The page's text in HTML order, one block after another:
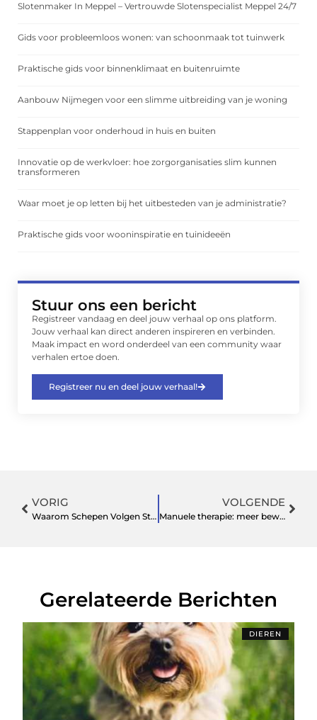
Slotenmaker In Meppel – Vertrouwde Slotenspecialist Meppel 24/7
Gids voor probleemloos wonen: van schoonmaak tot tuinwerk
Praktische gids voor binnenklimaat en buitenruimte
Aanbouw Nijmegen voor een slimme uitbreiding van je woning
Stappenplan voor onderhoud in huis en buiten
Innovatie op de werkvloer: hoe zorgorganisaties slim kunnen
transformeren
Waar moet je op letten bij het uitbesteden van je administratie?
Praktische gids voor wooninspiratie en tuinideeën
Stuur ons een bericht
Registreer vandaag en deel jouw verhaal op ons platform.
Jouw verhaal kan direct anderen inspireren en verbinden.
Maak impact en word onderdeel van een community waar
verhalen ertoe doen.
Registreer nu en deel jouw verhaal!
VORIG
Waarom Schepen Volgen Steeds Belangrijker Wordt in een Wereld van Wereldwijde Handel en Reizen
VOLGENDE
Manuele therapie: meer bewegingsvrijheid, minder pijn
Gerelateerde Berichten
DIEREN